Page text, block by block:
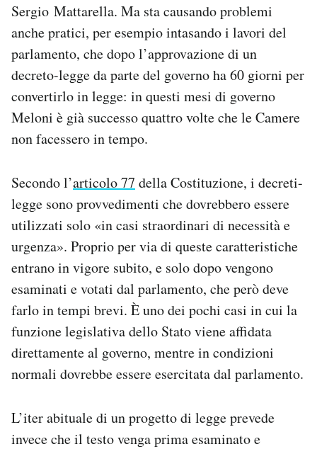
Sergio Mattarella. Ma sta causando problemi
anche pratici, per esempio intasando i lavori del
parlamento, che dopo l’approvazione di un
decreto-legge da parte del governo ha 60 giorni per
convertirlo in legge: in questi mesi di governo
Meloni è già successo quattro volte che le Camere
non facessero in tempo.
Secondo l’articolo 77 della Costituzione, i decreti-
legge sono provvedimenti che dovrebbero essere
utilizzati solo «in casi straordinari di necessità e
urgenza». Proprio per via di queste caratteristiche
entrano in vigore subito, e solo dopo vengono
esaminati e votati dal parlamento, che però deve
farlo in tempi brevi. È uno dei pochi casi in cui la
funzione legislativa dello Stato viene affidata
direttamente al governo, mentre in condizioni
normali dovrebbe essere esercitata dal parlamento.
L’iter abituale di un progetto di legge prevede
invece che il testo venga prima esaminato e